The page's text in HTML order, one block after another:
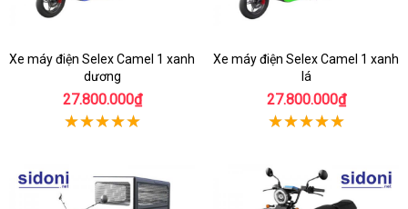
Xe máy điện Selex Camel 1 xanh
dương
27.800.000₫
Xe máy điện Selex Camel 1 xanh
lá
27.800.000₫